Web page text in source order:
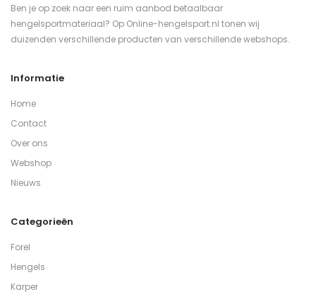
Ben je op zoek naar een ruim aanbod betaalbaar
hengelsportmateriaal? Op Online-hengelsport.nl tonen wij
duizenden verschillende producten van verschillende webshops.
Informatie
Home
Contact
Over ons
Webshop
Nieuws
Categorieën
Forel
Hengels
Karper